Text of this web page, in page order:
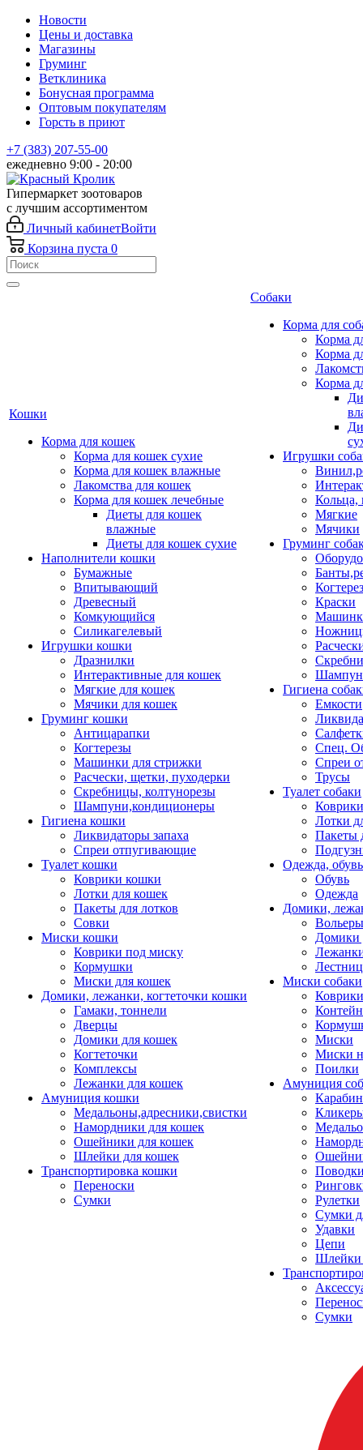
Новости
Цены и доставка
Магазины
Груминг
Ветклиника
Бонусная программа
Оптовым покупателям
Горсть в приют
+7 (383) 207-55-00
ежедневно 9:00 - 20:00
Гипермаркет зоотоваров
с лучшим ассортиментом
Личный кабинетВойти
Корзина пуста 0
Кошки
Корма для кошек
Корма для кошек сухие
Корма для кошек влажные
Лакомства для кошек
Корма для кошек лечебные
Диеты для кошек
влажные
Диеты для кошек сухие
Наполнители кошки
Бумажные
Впитывающий
Древесный
Комкующийся
Силикагелевый
Игрушки кошки
Дразнилки
Интерактивные для кошек
Мягкие для кошек
Мячики для кошек
Груминг кошки
Антицарапки
Когтерезы
Машинки для стрижки
Расчески, щетки, пуходерки
Скребницы, колтунорезы
Шампуни,кондиционеры
Гигиена кошки
Ликвидаторы запаха
Спреи отпугивающие
Туалет кошки
Коврики кошки
Лотки для кошек
Пакеты для лотков
Совки
Миски кошки
Коврики под миску
Кормушки
Миски для кошек
Домики, лежанки, когтеточки кошки
Гамаки, тоннели
Дверцы
Домики для кошек
Когтеточки
Комплексы
Лежанки для кошек
Амуниция кошки
Медальоны,адресники,свистки
Намордники для кошек
Ошейники для кошек
Шлейки для кошек
Транспортировка кошки
Переноски
Сумки
Собаки
Корма для
Корма
Корма
Корма
Игрушки
Кольца,
Мягкие
Мячики
Груминг
Краски
Гигиена
Емкости
Спец.
Спреи
Трусы
Туалет собаки
Коврики
Лотки
Пакеты
Одежда, обувь
Обувь
Одежда
Домики,
Домики
Миски собаки
Миски
Миски
Поилки
Амуниция
Рулетки
Сумки
Удавки
Цепи
Шлейки
Сумки